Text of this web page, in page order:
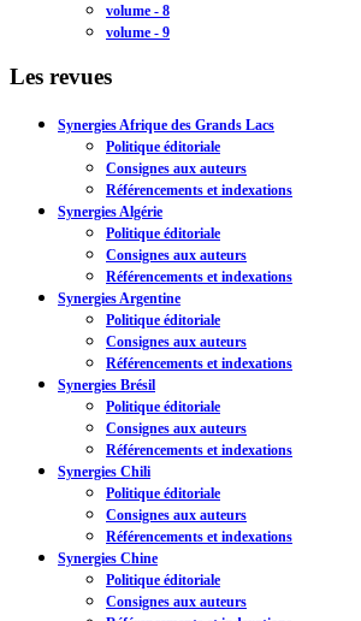
volume - 8
volume - 9
Les revues
Synergies Afrique des Grands Lacs
Politique éditoriale
Consignes aux auteurs
Référencements et indexations
Synergies Algérie
Politique éditoriale
Consignes aux auteurs
Référencements et indexations
Synergies Argentine
Politique éditoriale
Consignes aux auteurs
Référencements et indexations
Synergies Brésil
Politique éditoriale
Consignes aux auteurs
Référencements et indexations
Synergies Chili
Politique éditoriale
Consignes aux auteurs
Référencements et indexations
Synergies Chine
Politique éditoriale
Consignes aux auteurs